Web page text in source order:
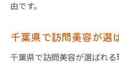
高齢者に適した訪
訪問美容の料金相
由です。
千葉県で訪問美容が選
千葉県で訪問美容が選ばれ